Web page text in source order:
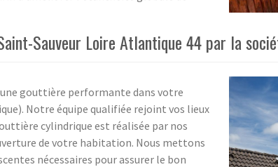
Sauveur Loire Atlantique 44 par la
gouttière performante dans votre
Notre équipe qualifiée rejoint vos lieux
cylindrique est réalisée par nos
de votre habitation. Nous mettons
nécessaires pour assurer le bon